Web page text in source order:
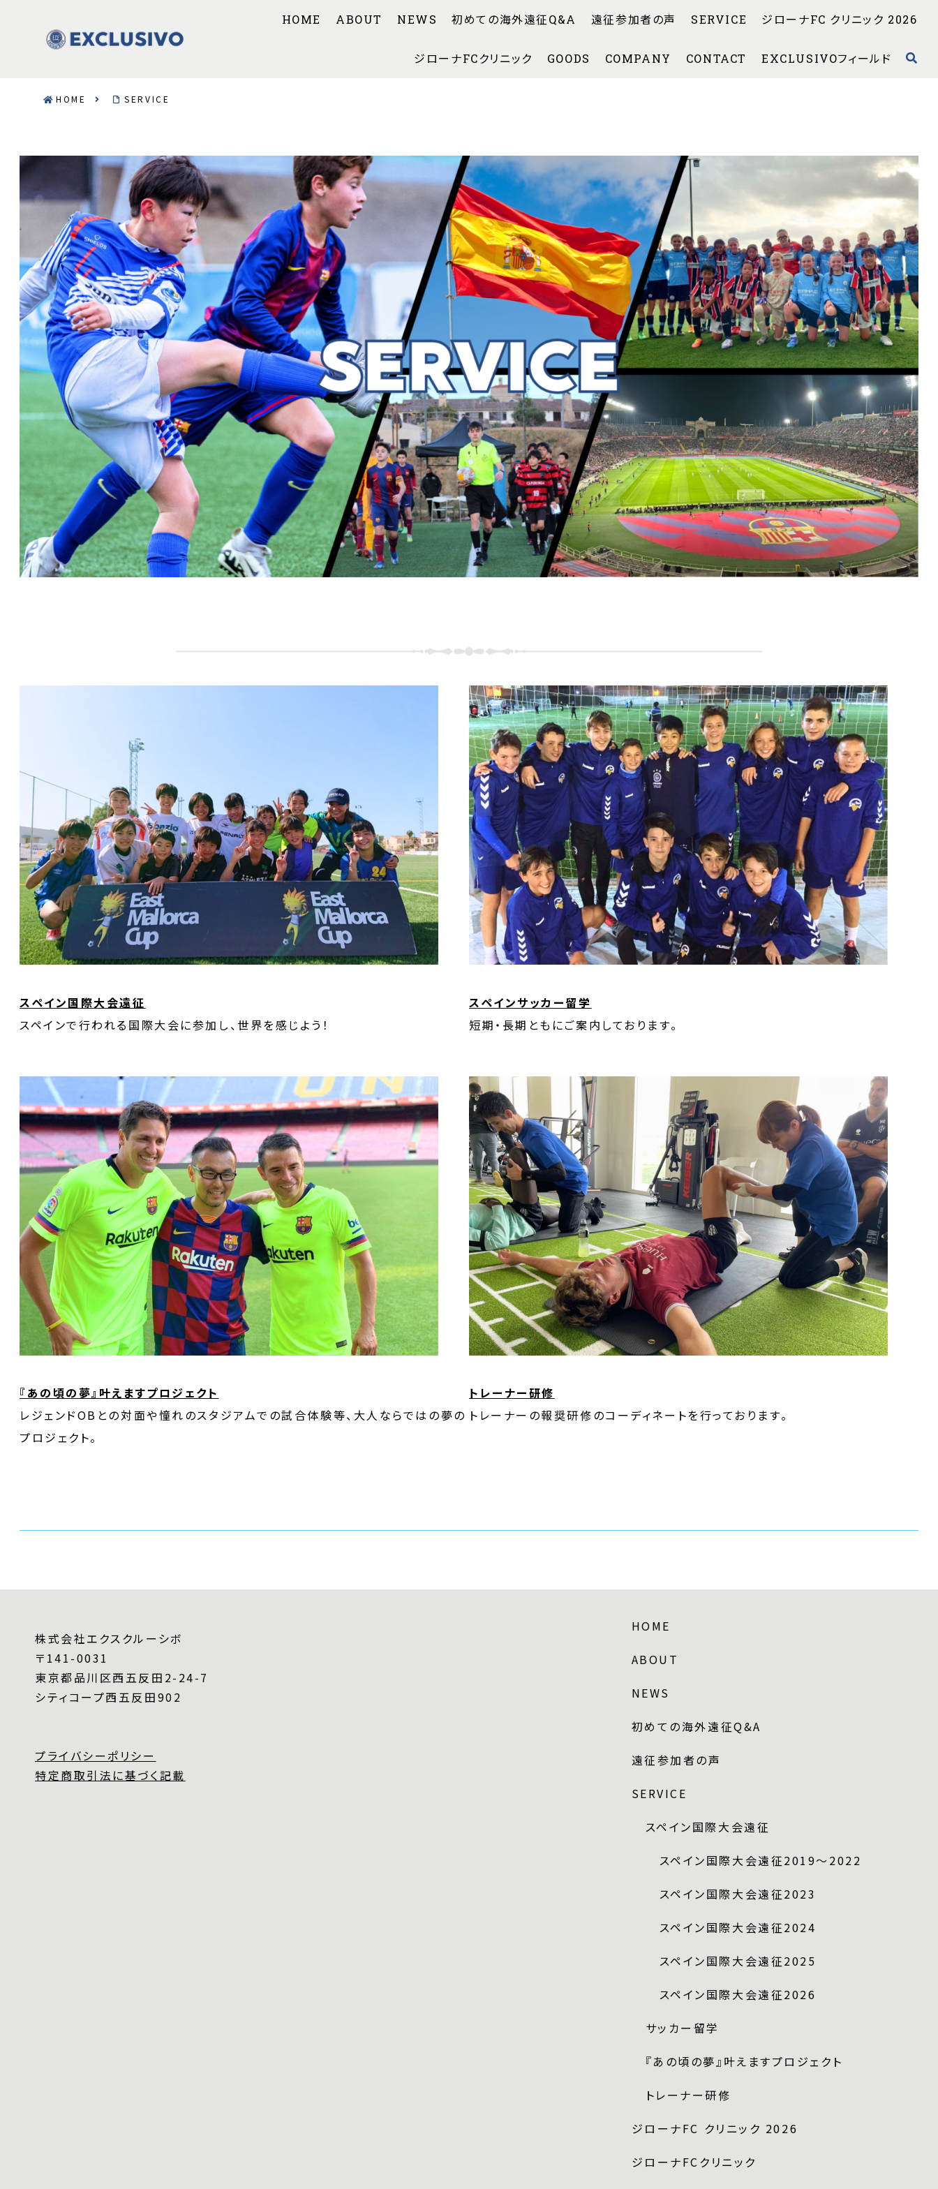
HOME ABOUT NEWS 初めての海外遠征Q&A 遠征参加者の声 SERVICE ジローナFC クリニック 2026
ジローナFCクリニック GOODS COMPANY CONTACT EXCLUSIVOフィールド
HOME SERVICE
スペイン国際大会遠征
スペインで行われる国際大会に参加し、世界を感じよう！
スペインサッカー留学
短期・長期ともにご案内しております。
『あの頃の夢』叶えますプロジェクト
レジェンドOBとの対面や憧れのスタジアムでの試合体験等、大人ならではの夢の
プロジェクト。
トレーナー研修
トレーナーの報奨研修のコーディネートを行っております。
株式会社エクスクルーシボ
〒141-0031
東京都品川区西五反田2-24-7
シティコープ西五反田902
プライバシーポリシー
特定商取引法に基づく記載
HOME
ABOUT
NEWS
初めての海外遠征Q&A
遠征参加者の声
SERVICE
スペイン国際大会遠征
スペイン国際大会遠征2019～2022
スペイン国際大会遠征2023
スペイン国際大会遠征2024
スペイン国際大会遠征2025
スペイン国際大会遠征2026
サッカー留学
『あの頃の夢』叶えますプロジェクト
トレーナー研修
ジローナFC クリニック 2026
ジローナFCクリニック